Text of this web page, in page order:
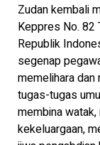
Zudan kembali
Keppres No. 82
Republik
segenap
memelihara dan
tugas-tugas
membina
kekeluargaan,